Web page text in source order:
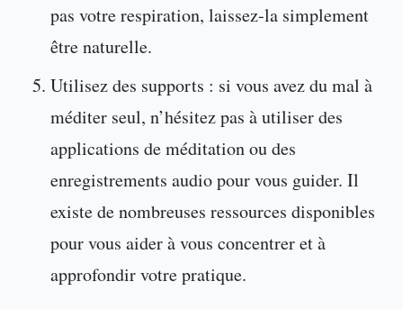
pas votre respiration, laissez-la simplement
être naturelle.
Utilisez des supports : si vous avez du mal à
méditer seul, n’hésitez pas à utiliser des
applications de méditation ou des
enregistrements audio pour vous guider. Il
existe de nombreuses ressources disponibles
pour vous aider à vous concentrer et à
approfondir votre pratique.